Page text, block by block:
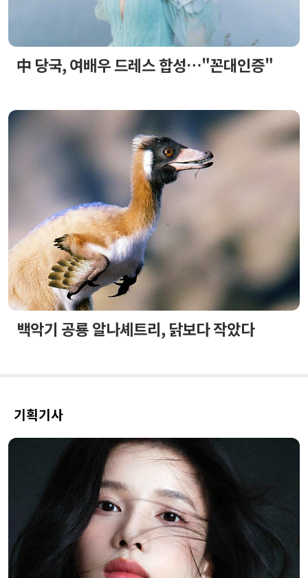
中 당국, 여배우 드레스 합성…"꼰대인증"
백악기 공룡 알나셰트리, 닭보다 작았다
기획기사